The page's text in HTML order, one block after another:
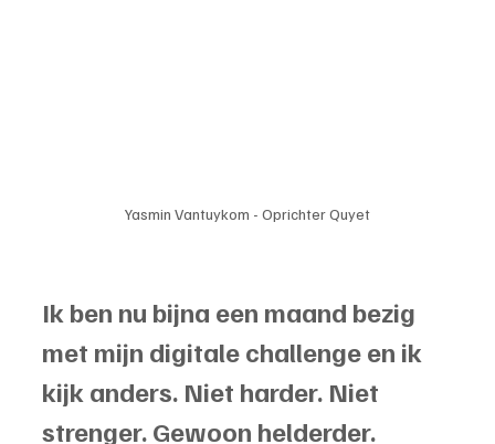
Yasmin Vantuykom - Oprichter Quyet
Ik ben nu bijna een maand bezig
met mijn digitale challenge en ik
kijk anders. Niet harder. Niet
strenger. Gewoon helderder.